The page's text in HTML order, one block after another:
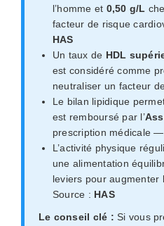
l’homme et 0,50 g/L
facteur de risque
HAS
Un taux de HDL
est considéré comme
neutraliser un facteur
Le bilan lipidique
est remboursé par l’
prescription médicale
L’activité physique
une alimentation
leviers pour augmenter
Source : HAS
Le conseil clé : Si vous